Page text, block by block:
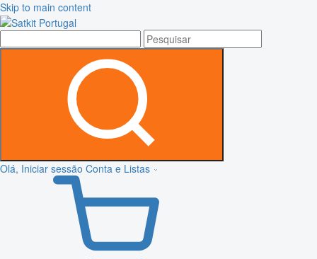
Skip to main content
Olá, Iniciar sessão Conta e Listas